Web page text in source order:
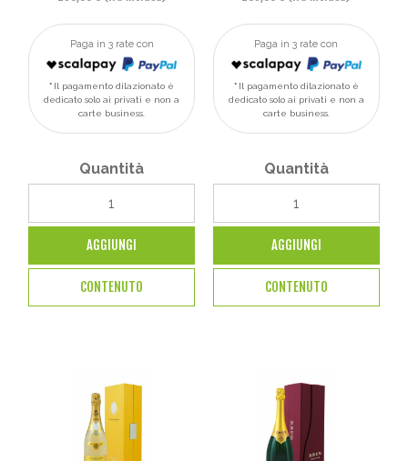
Paga in 3 rate con
Il pagamento dilazionato è
dedicato solo ai privati e non a
carte business.
Quantità
AGGIUNGI
CONTENUTO
Paga in 3 rate con
Il pagamento dilazionato è
dedicato solo ai privati e non a
carte business.
Quantità
AGGIUNGI
CONTENUTO